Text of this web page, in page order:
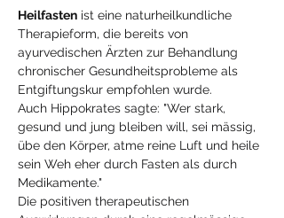
Heilfasten ist eine naturheilkundliche
Therapieform, die bereits von
ayurvedischen Ärzten zur Behandlung
chronischer Gesundheitsprobleme als
Entgiftungskur empfohlen wurde.
Auch Hippokrates sagte: "Wer stark,
gesund und jung bleiben will, sei mässig,
übe den Körper, atme reine Luft und heile
sein Weh eher durch Fasten als durch
Medikamente."
Die positiven therapeutischen